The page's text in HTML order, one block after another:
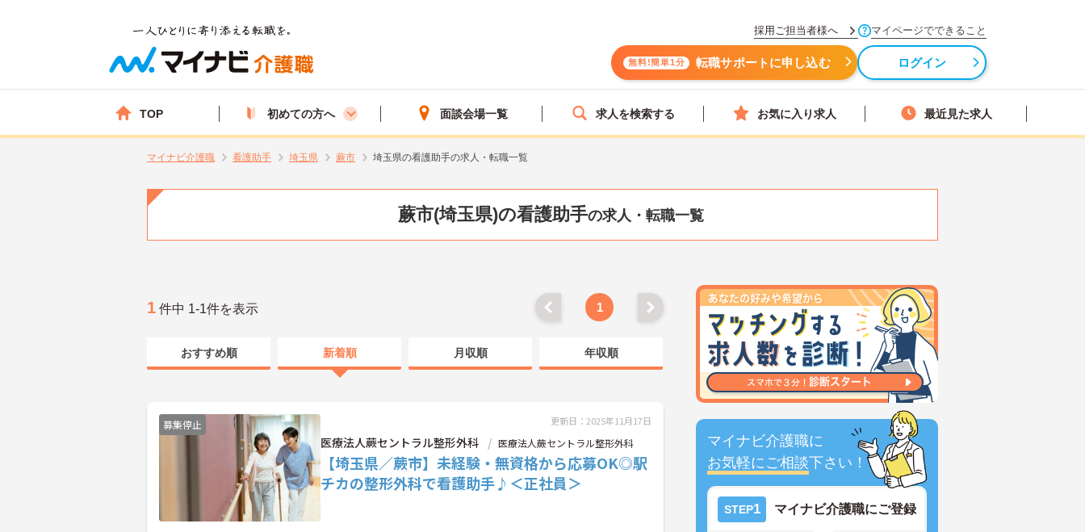
採用ご担当者様へ マイページでできること
無料!簡単1分 転職サポートに申し込む ログイン
TOP 初めての方へ 面談会場一覧 求人を検索する お気に入り求人 最近見た求人
マイナビ介護職 看護助手 埼玉県 蕨市 埼玉県の看護助手の求人・転職一覧
蕨市(埼玉県)の看護助手の求人・転職一覧
マイナビ介護職に
お気軽にご相談下さい！
STEP1 マイナビ介護職にご登録
1 件中 1-1件を表示 1
おすすめ順 新着順 月収順 年収順
募集停止 更新日：2025年11月17日
医療法人蕨セントラル整形外科 医療法人蕨セントラル整形外科
【埼玉県／蕨市】未経験・無資格から応募OK◎駅
チカの整形外科で看護助手♪＜正社員＞